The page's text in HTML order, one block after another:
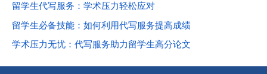
留学生代写服务：学术压力轻松应对
留学生必备技能：如何利用代写服务提高成绩
学术压力无忧：代写服务助力留学生高分论文